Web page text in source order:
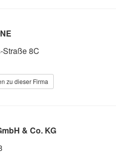
Straße 8C
zu dieser Firma
& Co. KG